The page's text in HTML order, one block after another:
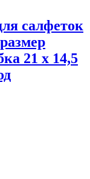
салфеток
21 х 14,5